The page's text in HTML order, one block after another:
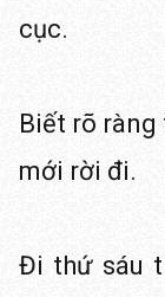
cục.
Biết rõ ràng
mới rời đi.
Đi thứ sáu